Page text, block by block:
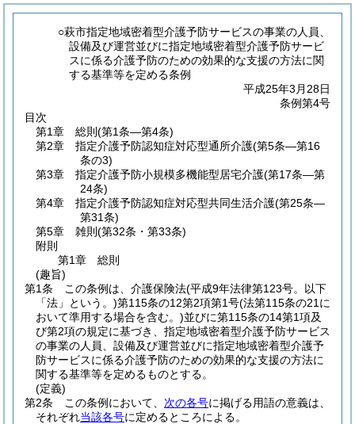
○萩市指定地域密着型介護予防サービスの事業の人員、
設備及び運営並びに指定地域密着型介護予防サービ
スに係る介護予防のための効果的な支援の方法に関
する基準等を定める条例
平成25年3月28日
条例第4号
目次
第1章
総則 (第1条―第4条)
第2章
指定介護予防認知症対応型通所介護(第5条―第16
条の3)
第3章
指定介護予防小規模多機能型居宅介護(第17条―第
24条)
第4章
指定介護予防認知症対応型共同生活介護(第25条―
第31条)
第5章
雑則 (第32条・第33条)
附則
第1章
総則
(趣旨)
第1条
この条例は、介護保険法(平成9年法律第123号。以下
「法」という。)第115条の12第2項第1号(法第115条の21に
おいて準用する場合を含む。)並びに第115条の14第1項及
び第2項の規定に基づき、指定地域密着型介護予防サービス
の事業の人員、設備及び運営並びに指定地域密着型介護予
防サービスに係る介護予防のための効果的な支援の方法に
関する基準等を定めるものとする。
(定義)
第2条
この条例において、 次の各号に掲げる用語の意義は、
それぞれ当該各号に定めるところによる。